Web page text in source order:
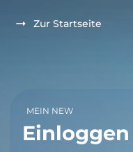
Zur Startseite
MEIN NEW
Einloggen